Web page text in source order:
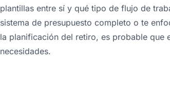
plantillas entre sí y qué tipo de flujo de
sistema de presupuesto completo o te
la planificación del retiro, es probable que
necesidades.